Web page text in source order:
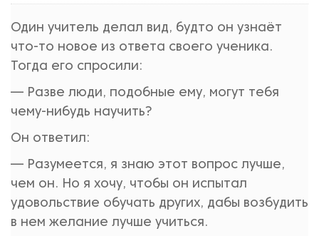
Один учитель делал вид, будто он узнаёт
что-то новое из ответа своего ученика.
Тогда его спросили:
— Разве люди, подобные ему, могут тебя
чему-нибудь научить?
Он ответил:
— Разумеется, я знаю этот вопрос лучше,
чем он. Но я хочу, чтобы он испытал
удовольствие обучать других, дабы возбудить
в нем желание лучше учиться.